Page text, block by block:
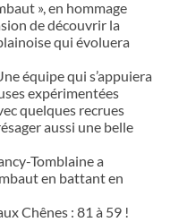
», en hommage
de découvrir la
qui évoluera
équipe qui s’appuiera
expérimentées
quelques recrues
aussi une belle
Tomblaine a
en battant en
Chênes : 81 à 59 !